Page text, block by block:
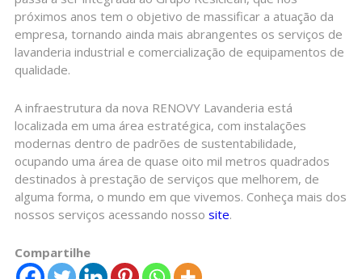
próximos anos tem o objetivo de massificar a atuação da
empresa, tornando ainda mais abrangentes os serviços de
lavanderia industrial e comercialização de equipamentos de
qualidade.
A infraestrutura da nova RENOVY Lavanderia está
localizada em uma área estratégica, com instalações
modernas dentro de padrões de sustentabilidade,
ocupando uma área de quase oito mil metros quadrados
destinados à prestação de serviços que melhorem, de
alguma forma, o mundo em que vivemos. Conheça mais dos
nossos serviços acessando nosso site.
Compartilhe